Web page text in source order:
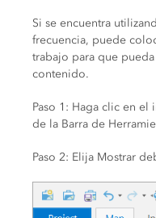
Si se encuentra
frecuencia, puede
trabajo para que
contenido.
Paso 1: Haga clic en
de la Barra de
Paso 2: Elija Mostrar